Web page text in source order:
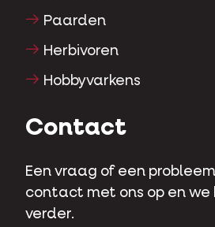
Paarden
Herbivoren
Hobbyvarkens
Contact
Een vraag of een
contact met ons op en we
verder.